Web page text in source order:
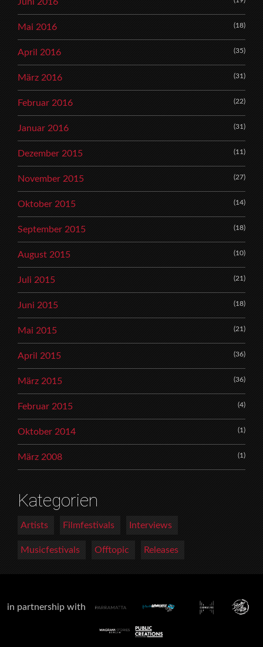
Juni 2016
Mai 2016 (18)
April 2016 (35)
März 2016 (31)
Februar 2016 (22)
Januar 2016 (31)
Dezember 2015 (11)
November 2015 (27)
Oktober 2015 (14)
September 2015 (18)
August 2015 (10)
Juli 2015 (21)
Juni 2015 (18)
Mai 2015 (21)
April 2015 (36)
März 2015 (36)
Februar 2015 (4)
Oktober 2014 (1)
März 2008 (1)
Kategorien
Artists Filmfestivals Interviews
Musicfestivals Offtopic Releases
in partnership with